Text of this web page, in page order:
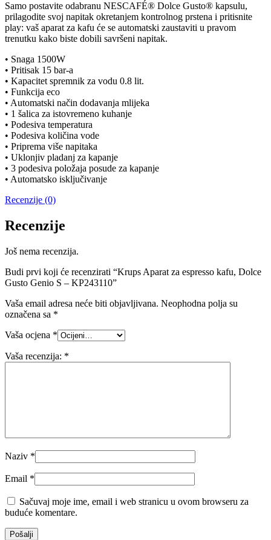
Samo postavite odabranu NESCAFÉ® Dolce Gusto® kapsulu,
prilagodite svoj napitak okretanjem kontrolnog prstena i pritisnite
play: vaš aparat za kafu će se automatski zaustaviti u pravom
trenutku kako biste dobili savršeni napitak.
• Snaga 1500W
• Pritisak 15 bar-a
• Kapacitet spremnik za vodu 0.8 lit.
• Funkcija eco
• Automatski način dodavanja mlijeka
• 1 šalica za istovremeno kuhanje
• Podesiva temperatura
• Podesiva količina vode
• Priprema više napitaka
• Uklonjiv pladanj za kapanje
• 3 podesiva položaja posude za kapanje
• Automatsko isključivanje
Recenzije (0)
Recenzije
Još nema recenzija.
Budi prvi koji će recenzirati “Krups Aparat za espresso kafu, Dolce
Gusto Genio S – KP243110”
Vaša email adresa neće biti objavljivana. Neophodna polja su
označena sa *
Vaša ocjena *
Vaša recenzija: *
Naziv *
Email *
Sačuvaj moje ime, email i web stranicu u ovom browseru za
buduće komentare.